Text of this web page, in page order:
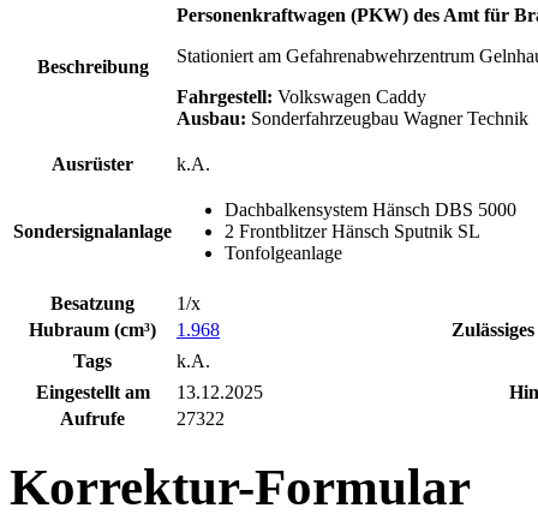
Beschreibung
Personenkraftwagen (PKW) des Amt für
Stationiert am Gefahrenabwehrzentrum
Fahrgestell: Volkswagen Caddy
Ausbau: Sonderfahrzeugbau Wagner Technik
Ausrüster k.A.
Sondersignalanlage
Dachbalkensystem Hänsch DBS 5000
2 Frontblitzer Hänsch Sputnik SL
Tonfolgeanlage
Besatzung
1/x
Hubraum (cm³)
1.968
Tags
k.A.
Eingestellt am
13.12.2025
Aufrufe
27322
Korrektur-Formular